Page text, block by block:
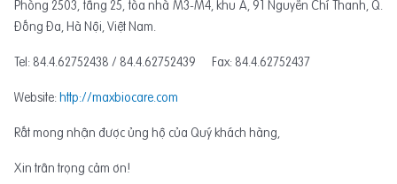
Phòng 2503, tầng 25, tòa nhà M3-M4, khu A, 91 Nguyễn Chí Thanh, Q.
Đống Đa, Hà Nội, Việt Nam.
Tel: 84.4.62752438 / 84.4.62752439 Fax: 84.4.62752437
Website:http://maxbiocare.com
Rất mong nhận được ủng hộ của Quý khách hàng,
Xin trân trọng cảm ơn!